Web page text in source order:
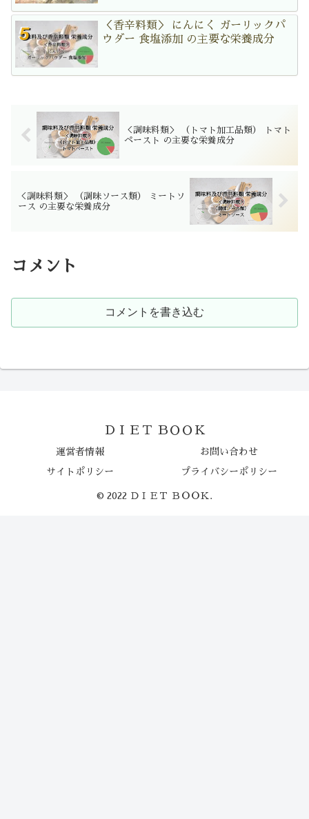
＜香辛料類＞ にんにく ガーリックパ
ウダー 食塩添加 の主要な栄養成分
＜調味料類＞ （トマト加工品類） トマト
ペースト の主要な栄養成分
＜調味料類＞ （調味ソース類） ミートソ
ース の主要な栄養成分
コメント
コメントを書き込む
ＤＩＥＴ ＢＯＯＫ
運営者情報 お問い合わせ
サイトポリシー プライバシーポリシー
© 2022 ＤＩＥＴ ＢＯＯＫ.